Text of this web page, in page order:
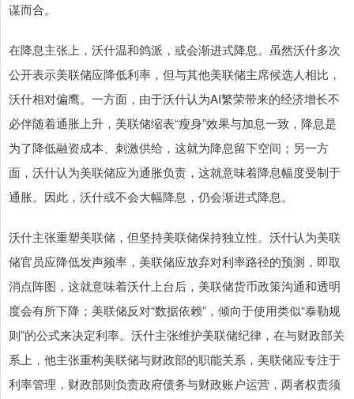
谋而合。
在降息主张上，沃什温和鸽派，或会渐进式降息。虽然沃什多次
公开表示美联储应降低利率，但与其他美联储主席候选人相比，
沃什相对偏鹰。一方面，由于沃什认为AI繁荣带来的经济增长不
必伴随着通胀上升，美联储缩表“瘦身”效果与加息一致，降息是
为了降低融资成本、刺激供给，这就为降息留下空间；另一方
面，沃什认为美联储应为通胀负责，这就意味着降息幅度受制于
通胀。因此，沃什或不会大幅降息，仍会渐进式降息。
沃什主张重塑美联储，但坚持美联储保持独立性。沃什认为美联
储官员应降低发声频率，美联储应放弃对利率路径的预测，即取
消点阵图，这就意味着沃什上台后，美联储货币政策沟通和透明
度会有所下降；美联储反对“数据依赖”，倾向于使用类似“泰勒规
则”的公式来决定利率。沃什主张维护美联储纪律，在与财政部关
系上，他主张重构美联储与财政部的职能关系，美联储应专注于
利率管理，财政部则负责政府债务与财政账户运营，两者权责须